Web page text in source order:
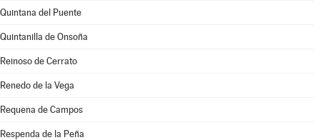
Quintana del Puente
Quintanilla de Onsoña
Reinoso de Cerrato
Renedo de la Vega
Requena de Campos
Respenda de la Peña